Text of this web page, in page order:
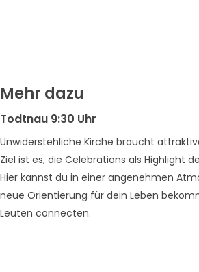
Mehr dazu
Todtnau 9:30 Uhr
Unwiderstehliche Kirche braucht
Ziel ist es, die Celebrations als Highlight
Hier kannst du in einer angenehmen
neue Orientierung für dein Leben
Leuten connecten.